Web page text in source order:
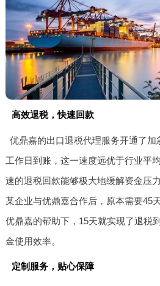
高效退税，快速回款
优鼎嘉的出口退税代理服务开通了
工作日到账，这一速度远优于行业平
速的退税回款能够极大地缓解资金压
某企业与优鼎嘉合作后，原本需要45
优鼎嘉的帮助下，15天就实现了退税
金使用效率。
定制服务，贴心保障